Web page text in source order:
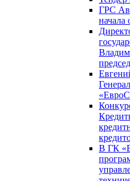
ГРС
начала
В ГК